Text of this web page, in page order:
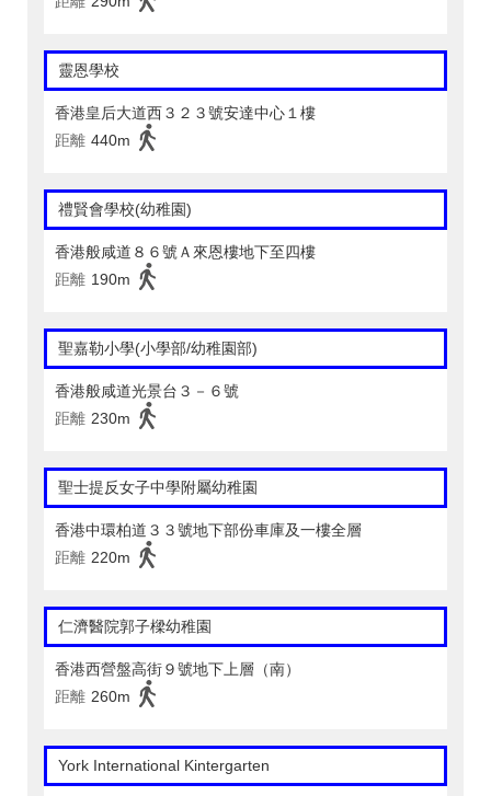
靈恩學校
香港皇后大道西３２３號安達中心１樓
距離 440m
禮賢會學校(幼稚園)
香港般咸道８６號Ａ來恩樓地下至四樓
距離 190m
聖嘉勒小學(小學部/幼稚園部)
香港般咸道光景台３－６號
距離 230m
聖士提反女子中學附屬幼稚園
香港中環柏道３３號地下部份車庫及一樓全層
距離 220m
仁濟醫院郭子樑幼稚園
香港西營盤高街９號地下上層（南）
距離 260m
York International Kintergarten